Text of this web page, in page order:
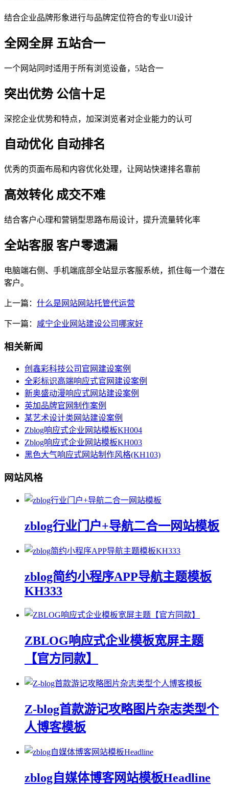
结合企业品牌形象进行与品牌定位符合的专业UI设计
全网全屏 五站合一
一个网站同时适用于所有浏览设备，5站合一
突出优势 公信十足
深挖企业优势和特点，加深浏览者对企业能力的认可
自动优化 自动排名
优秀的页面布局和内容优化处理，让网站快速排名靠前
高效转化 成交不难
结合客户心理和营销型思路布局设计，提升流量转化率
全站客服 客户零遗漏
电脑端右侧、手机端底部全站显示客服系统，抓住每一个潜在
客户。
上一篇： 什么是网站网站托管代运营
下一篇： 咸宁企业网站建设公司哪家好
相关新闻
创鑫彩科技公司官网建设案例
全彩标识高端响应式官网建设案例
新奥盛动漫响应式网站建设案例
英加品牌官网制作案例
某艺术设计类网站建设案例
Zblog响应式企业网站模板KH004
Zblog响应式企业网站模板KH003
黑色大气响应式网站制作风格(KH103)
网站风格
zblog行业门户+导航二合一网站模板
zblog简约小程序APP导航主题模板
KH333
ZBLOG响应式企业模板宽屏主题
【官方同款】
Z-blog首款游记攻略图片杂志类型个
人博客模板
zblog自媒体博客网站模板Headline